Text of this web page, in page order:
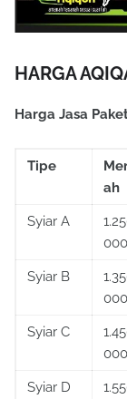
HARGA
Harga Jasa
Tipe
ah
Syiar A
000
Syiar B
000
Syiar C
000
Syiar D